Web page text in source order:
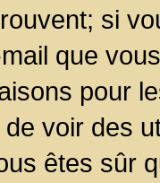
si
que
pour
voir des
êtes sûr